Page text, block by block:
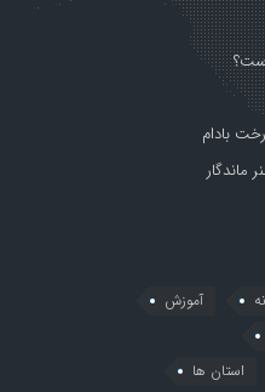
ماندگار
آموزش
استان ها